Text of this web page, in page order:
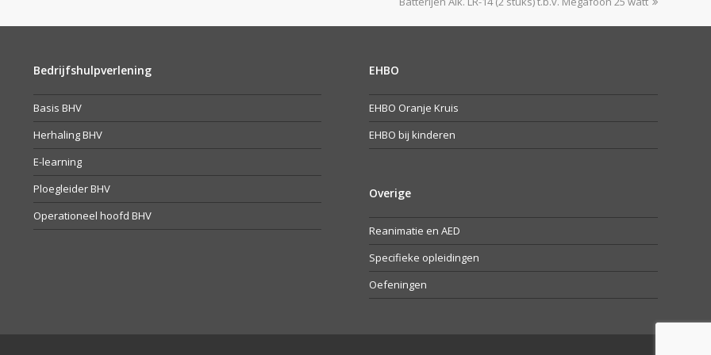
Bedrijfshulpverlening
Basis BHV
Herhaling BHV
E-learning
Ploegleider BHV
Operationeel hoofd BHV
EHBO
EHBO Oranje Kruis
EHBO bij kinderen
Overige
Reanimatie en AED
Specifieke opleidingen
Oefeningen